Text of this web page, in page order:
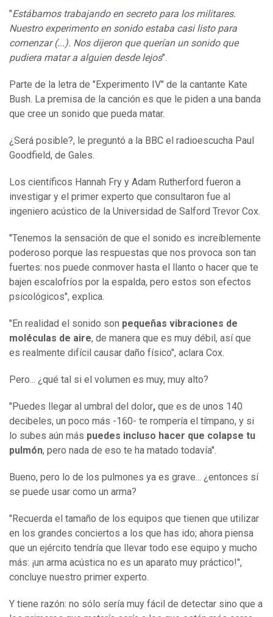
"Estábamos trabajando en secreto para los militares.
Nuestro experimento en sonido estaba casi listo para
comenzar (...). Nos dijeron que querían un sonido que
pudiera matar a alguien desde lejos".
Parte de la letra de "Experimento IV" de la cantante Kate
Bush. La premisa de la canción es que le piden a una banda
que cree un sonido que pueda matar.
¿Será posible?, le preguntó a la BBC el radioescucha Paul
Goodfield, de Gales.
Los científicos Hannah Fry y Adam Rutherford fueron a
investigar y el primer experto que consultaron fue al
ingeniero acústico de la Universidad de Salford Trevor Cox.
"Tenemos la sensación de que el sonido es increíblemente
poderoso porque las respuestas que nos provoca son tan
fuertes: nos puede conmover hasta el llanto o hacer que te
bajen escalofríos por la espalda, pero estos son efectos
psicológicos", explica.
"En realidad el sonido son pequeñas vibraciones de
moléculas de aire, de manera que es muy débil, así que
es realmente difícil causar daño físico", aclara Cox.
Pero... ¿qué tal si el volumen es muy, muy alto?
"Puedes llegar al umbral del dolor, que es de unos 140
decibeles, un poco más -160- te rompería el tímpano, y si
lo subes aún más puedes incluso hacer que colapse tu
pulmón, pero nada de eso te ha matado todavía".
Bueno, pero lo de los pulmones ya es grave... ¿entonces sí
se puede usar como un arma?
"Recuerda el tamaño de los equipos que tienen que utilizar
en los grandes conciertos a los que has ido; ahora piensa
que un ejército tendría que llevar todo ese equipo y mucho
más: ¡un arma acústica no es un aparato muy práctico!",
concluye nuestro primer experto.
Y tiene razón: no sólo sería muy fácil de detectar sino que a